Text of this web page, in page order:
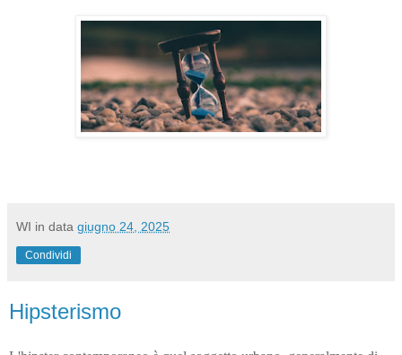
WI in data giugno 24, 2025
Condividi
Hipsterismo